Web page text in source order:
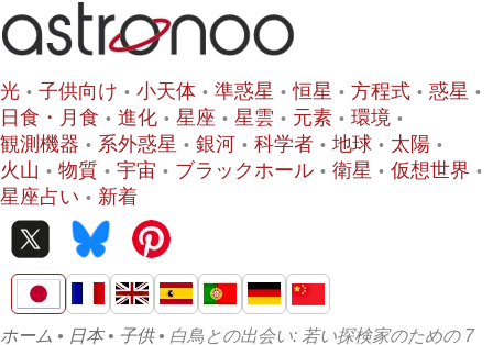
光 子供向け 小天体 準惑星 恒星 方程式
惑星
日食・月食
進化 星座 星雲 元素
環境
観測機器
系外惑星 銀河 科学者 地球
太陽
火山
物質 宇宙 ブラックホール 衛星
仮想世界
星座占い
新着
ホーム • 日本• 子供• 白鳥との出会い: 若い探検家のための 7